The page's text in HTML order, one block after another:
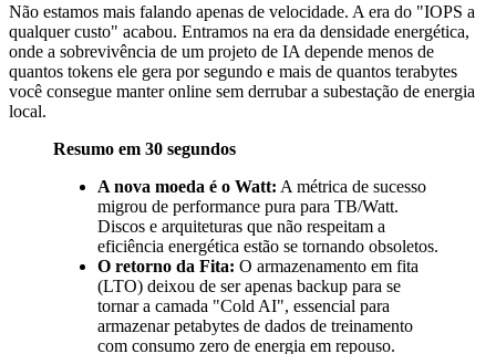
Não estamos mais falando apenas de velocidade. A era do "IOPS a
qualquer custo" acabou. Entramos na era da densidade energética,
onde a sobrevivência de um projeto de IA depende menos de
quantos tokens ele gera por segundo e mais de quantos terabytes
você consegue manter online sem derrubar a subestação de energia
local.
Resumo em 30 segundos
A nova moeda é o Watt: A métrica de sucesso
migrou de performance pura para TB/Watt.
Discos e arquiteturas que não respeitam a
eficiência energética estão se tornando obsoletos.
O retorno da Fita: O armazenamento em fita
(LTO) deixou de ser apenas backup para se
tornar a camada "Cold AI", essencial para
armazenar petabytes de dados de treinamento
com consumo zero de energia em repouso.